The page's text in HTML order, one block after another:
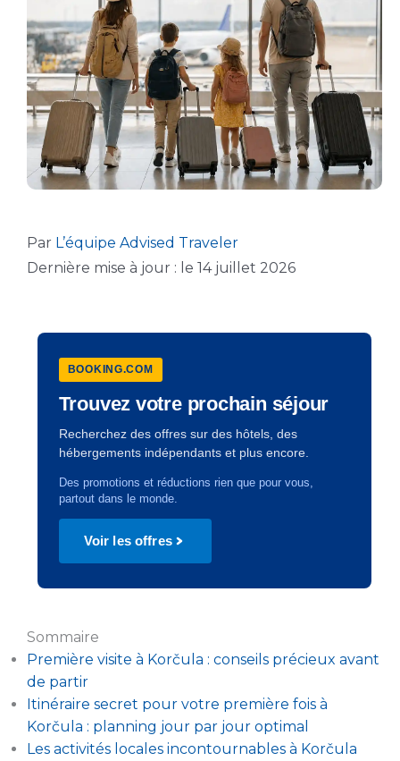
Par L’équipe Advised Traveler
Dernière mise à jour : le 14 juillet 2026
BOOKING.COM
Trouvez votre prochain séjour
Recherchez des offres sur des hôtels, des
hébergements indépendants et plus encore.
Des promotions et réductions rien que pour vous,
partout dans le monde.
Voir les offres
Sommaire
Première visite à Korčula : conseils précieux avant
de partir
Itinéraire secret pour votre première fois à
Korčula : planning jour par jour optimal
Les activités locales incontournables à Korčula